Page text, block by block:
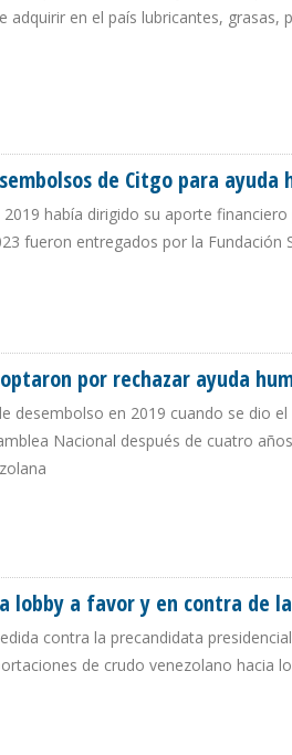
en el país lubricantes, grasas,
de Citgo para ayuda
había dirigido su aporte
fueron entregados por la Fundación
por rechazar ayuda
desembolso en 2019 cuando se dio
Nacional después de cuatro
a favor y en contra de
contra la precandidata
de crudo venezolano hacia